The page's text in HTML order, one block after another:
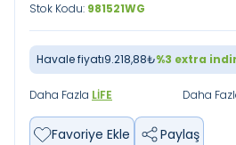
Stok Kodu: 981521WG
Havale fiyatı9.218,88₺%3 extra
Daha Fazla LIFE Daha
Favoriye Ekle Paylaş